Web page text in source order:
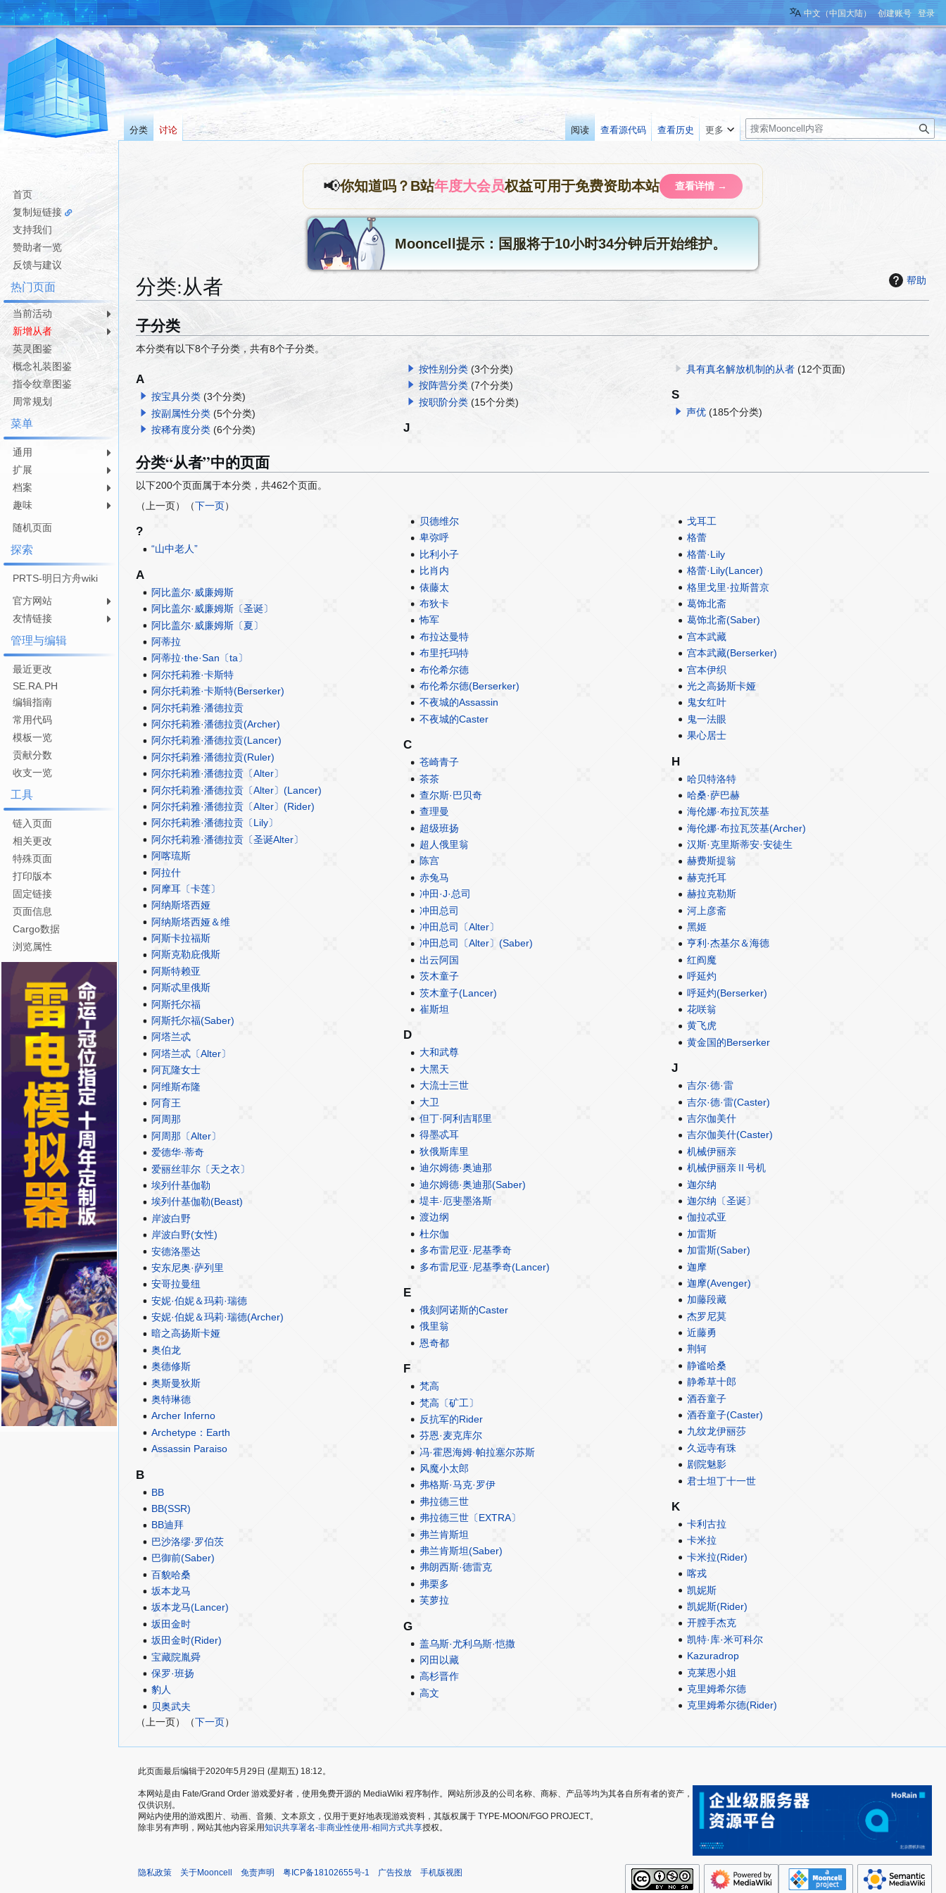
📢你知道吗？B站年度大会员权益可用于免费资助本站 查看详情 →
Mooncell提示：国服将于10小时34分钟后开始维护。
帮助
分类:从者
跳
转
到
航
跳
转
到
索
子分类
本分类有以下8个子分类，共有8个子分类。
A
按宝具分类 (3个分类)
按副属性分类 (5个分类)
按稀有度分类 (6个分类)
按性别分类 (3个分类)
按阵营分类 (7个分类)
按职阶分类 (15个分类)
J
具有真名解放机制的从者 (12个页面)
S
声优 (185个分类)
分类“从者”中的页面
以下200个页面属于本分类，共462个页面。
（上一页）（下一页）
?
“山中老人”
A
阿比盖尔·威廉姆斯
阿比盖尔·威廉姆斯〔圣诞〕
阿比盖尔·威廉姆斯〔夏〕
阿蒂拉
阿蒂拉·the·San〔ta〕
阿尔托莉雅·卡斯特
阿尔托莉雅·卡斯特(Berserker)
阿尔托莉雅·潘德拉贡
阿尔托莉雅·潘德拉贡(Archer)
阿尔托莉雅·潘德拉贡(Lancer)
阿尔托莉雅·潘德拉贡(Ruler)
阿尔托莉雅·潘德拉贡〔Alter〕
阿尔托莉雅·潘德拉贡〔Alter〕(Lancer)
阿尔托莉雅·潘德拉贡〔Alter〕(Rider)
阿尔托莉雅·潘德拉贡〔Lily〕
阿尔托莉雅·潘德拉贡〔圣诞Alter〕
阿喀琉斯
阿拉什
阿摩耳〔卡莲〕
阿纳斯塔西娅
阿纳斯塔西娅＆维
阿斯卡拉福斯
阿斯克勒庇俄斯
阿斯特赖亚
阿斯忒里俄斯
阿斯托尔福
阿斯托尔福(Saber)
阿塔兰忒
阿塔兰忒〔Alter〕
阿瓦隆女士
阿维斯布隆
阿育王
阿周那
阿周那〔Alter〕
爱德华·蒂奇
爱丽丝菲尔〔天之衣〕
埃列什基伽勒
埃列什基伽勒(Beast)
岸波白野
岸波白野(女性)
安德洛墨达
安东尼奥·萨列里
安哥拉曼纽
安妮·伯妮＆玛莉·瑞德
安妮·伯妮＆玛莉·瑞德(Archer)
暗之高扬斯卡娅
奥伯龙
奥德修斯
奥斯曼狄斯
奥特琳德
Archer Inferno
Archetype：Earth
Assassin Paraiso
B
BB
BB(SSR)
BB迪拜
巴沙洛缪·罗伯茨
巴御前(Saber)
百貌哈桑
坂本龙马
坂本龙马(Lancer)
坂田金时
坂田金时(Rider)
宝藏院胤舜
保罗·班扬
豹人
贝奥武夫
贝德维尔
卑弥呼
比利小子
比肖内
俵藤太
布狄卡
怖军
布拉达曼特
布里托玛特
布伦希尔德
布伦希尔德(Berserker)
不夜城的Assassin
不夜城的Caster
C
苍崎青子
茶茶
查尔斯·巴贝奇
查理曼
超级班扬
超人俄里翁
陈宫
赤兔马
冲田·J·总司
冲田总司
冲田总司〔Alter〕
冲田总司〔Alter〕(Saber)
出云阿国
茨木童子
茨木童子(Lancer)
崔斯坦
D
大和武尊
大黑天
大流士三世
大卫
但丁·阿利吉耶里
得墨忒耳
狄俄斯库里
迪尔姆德·奥迪那
迪尔姆德·奥迪那(Saber)
堤丰·厄斐墨洛斯
渡边纲
杜尔伽
多布雷尼亚·尼基季奇
多布雷尼亚·尼基季奇(Lancer)
E
俄刻阿诺斯的Caster
俄里翁
恩奇都
F
梵高
梵高〔矿工〕
反抗军的Rider
芬恩·麦克库尔
冯·霍恩海姆·帕拉塞尔苏斯
风魔小太郎
弗格斯·马克·罗伊
弗拉德三世
弗拉德三世〔EXTRA〕
弗兰肯斯坦
弗兰肯斯坦(Saber)
弗朗西斯·德雷克
弗栗多
芙萝拉
G
盖乌斯·尤利乌斯·恺撒
冈田以藏
高杉晋作
高文
戈耳工
格蕾
格蕾·Lily
格蕾·Lily(Lancer)
格里戈里·拉斯普京
葛饰北斋
葛饰北斋(Saber)
宫本武藏
宫本武藏(Berserker)
宫本伊织
光之高扬斯卡娅
鬼女红叶
鬼一法眼
果心居士
H
哈贝特洛特
哈桑·萨巴赫
海伦娜·布拉瓦茨基
海伦娜·布拉瓦茨基(Archer)
汉斯·克里斯蒂安·安徒生
赫费斯提翁
赫克托耳
赫拉克勒斯
河上彦斋
黑姬
亨利·杰基尔＆海德
红阎魔
呼延灼
呼延灼(Berserker)
花咲翁
黄飞虎
黄金国的Berserker
J
吉尔·德·雷
吉尔·德·雷(Caster)
吉尔伽美什
吉尔伽美什(Caster)
机械伊丽亲
机械伊丽亲Ⅱ号机
迦尔纳
迦尔纳〔圣诞〕
伽拉忒亚
加雷斯
加雷斯(Saber)
迦摩
迦摩(Avenger)
加藤段藏
杰罗尼莫
近藤勇
荆轲
静谧哈桑
静希草十郎
酒吞童子
酒吞童子(Caster)
九纹龙伊丽莎
久远寺有珠
剧院魅影
君士坦丁十一世
K
卡利古拉
卡米拉
卡米拉(Rider)
喀戎
凯妮斯
凯妮斯(Rider)
开膛手杰克
凯特·库·米可科尔
Kazuradrop
克莱恩小姐
克里姆希尔德
克里姆希尔德(Rider)
（上一页）（下一页）
中文（中国大陆） 创建账号 登录
分类 讨论 阅读 查看源代码 查看历史 更多
搜
索
首页
复制短链接
支持我们
赞助者一览
反馈与建议
热门页面
当前活动
新增从者
英灵图鉴
概念礼装图鉴
指令纹章图鉴
周常规划
菜单
通用
扩展
档案
趣味
随机页面
探索
PRTS-明日方舟wiki
官方网站
友情链接
管理与编辑
最近更改
SE.RA.PH
编辑指南
常用代码
模板一览
贡献分数
收支一览
工具
链入页面
相关更改
特殊页面
打印版本
固定链接
页面信息
Cargo数据
浏览属性
此页面最后编辑于2020年5月29日 (星期五) 18:12。
本网站是由 Fate/Grand Order 游戏爱好者，使用免费开源的 MediaWiki 程序制作。网站所涉及的公司名称、商标、产品等均为其各自所有者的资产，
仅供识别。
网站内使用的游戏图片、动画、音频、文本原文，仅用于更好地表现游戏资料，其版权属于 TYPE-MOON/FGO PROJECT。
除非另有声明，网站其他内容采用知识共享署名-非商业性使用-相同方式共享授权。
隐私政策 关于Mooncell 免责声明 粤ICP备18102655号-1 广告投放 手机版视图